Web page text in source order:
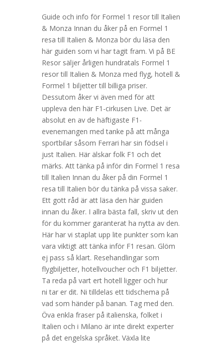
Guide och info för Formel 1 resor till Italien
& Monza Innan du åker på en Formel 1
resa till Italien & Monza bör du läsa den
här guiden som vi har tagit fram. Vi på BE
Resor säljer årligen hundratals Formel 1
resor till Italien & Monza med flyg, hotell &
Formel 1 biljetter till billiga priser.
Dessutom åker vi även med för att
uppleva den här F1-cirkusen Live. Det är
absolut en av de häftigaste F1-
evenemangen med tanke på att många
sportbilar såsom Ferrari har sin födsel i
just Italien. Här älskar folk F1 och det
märks. Att tänka på inför din Formel 1 resa
till Italien Innan du åker på din Formel 1
resa till Italien bör du tänka på vissa saker.
Ett gott råd är att läsa den här guiden
innan du åker. I allra bästa fall, skriv ut den
för du kommer garanterat ha nytta av den.
Här har vi staplat upp lite punkter som kan
vara viktigt att tänka inför F1 resan. Glöm
ej pass så klart. Resehandlingar som
flygbiljetter, hotellvoucher och F1 biljetter.
Ta reda på vart ert hotell ligger och hur
ni tar er dit. Ni tilldelas ett tidschema på
vad som händer på banan. Tag med den.
Öva enkla fraser på italienska, folket i
Italien och i Milano är inte direkt experter
på det engelska språket. Växla lite